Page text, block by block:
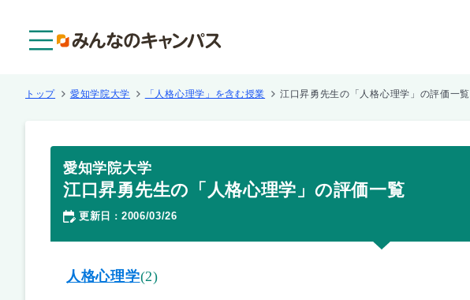
トップ 愛知学院大学 「人格心理学」を含む授業 江口昇勇先生の「人格心理学」の評価一覧
愛知学院大学
江口昇勇先生の「人格心理学」の評価一覧
更新日 ： 2006/03/26
人格心理学(2)